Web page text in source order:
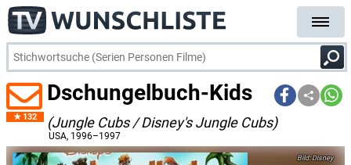
132
Dschungelbuch-Kids
(Jungle Cubs / Disney's Jungle Cubs)
USA, 1996–1997
Disney